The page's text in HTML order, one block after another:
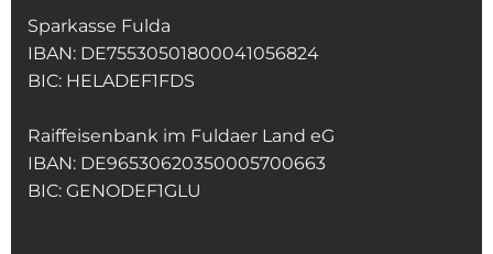
Sparkasse Fulda
IBAN: DE75530501800041056824
BIC: HELADEF1FDS
Raiffeisenbank im Fuldaer Land eG
IBAN: DE96530620350005700663
BIC: GENODEF1GLU